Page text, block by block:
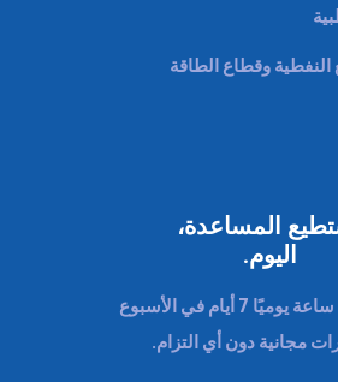
وقطاع الطاقة
المساعدة،
اليوم.
مجانية دون أي التزام.